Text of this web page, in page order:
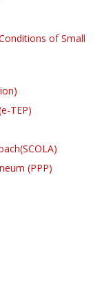
of Small
TEP)
(PPP)